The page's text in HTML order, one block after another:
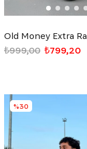
₺799,20
₺999,00
%30